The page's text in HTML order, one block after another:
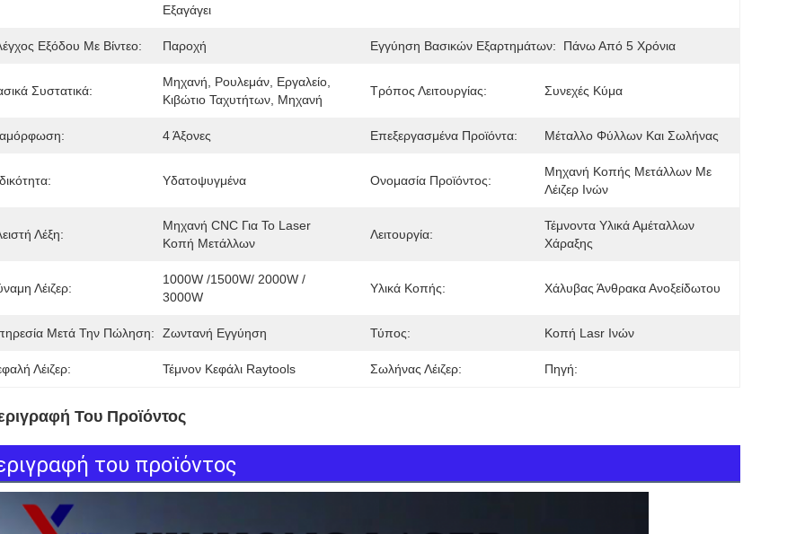
Εξαγάγει
Εξόδου Με Βίντεο: Παροχή Εγγύηση Βασικών Εξαρτημάτων: Πάνω Από 5 Χρόνια
Συστατικά:
Μηχανή, Ρουλεμάν, Εργαλείο,
Κιβώτιο Ταχυτήτων, Μηχανή
Τρόπος Λειτουργίας: Συνεχές Κύμα
4 Άξονες Επεξεργασμένα Προϊόντα: Μέταλλο Φύλλων Και Σωλήνας
Υδατοψυγμένα Ονομασία Προϊόντος:
Μηχανή Κοπής Μετάλλων Με
Λέιζερ Ινών
Λέξη:
Μηχανή CNC Για Το Laser
Κοπή Μετάλλων
Λειτουργία:
Τέμνοντα Υλικά Αμέταλλων
Χάραξης
Λέιζερ:
1000W /1500W/ 2000W /
3000W
Υλικά Κοπής: Χάλυβας Άνθρακα Ανοξείδωτου
Μετά Την Πώληση: Ζωντανή Εγγύηση Τύπος: Κοπή Lasr Ινών
Λέιζερ: Τέμνον Κεφάλι Raytools Σωλήνας Λέιζερ: Πηγή:
Του Προϊόντος
του προϊόντος